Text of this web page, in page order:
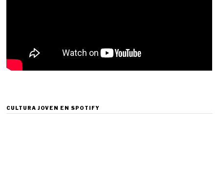
CULTURA JOVEN EN SPOTIFY